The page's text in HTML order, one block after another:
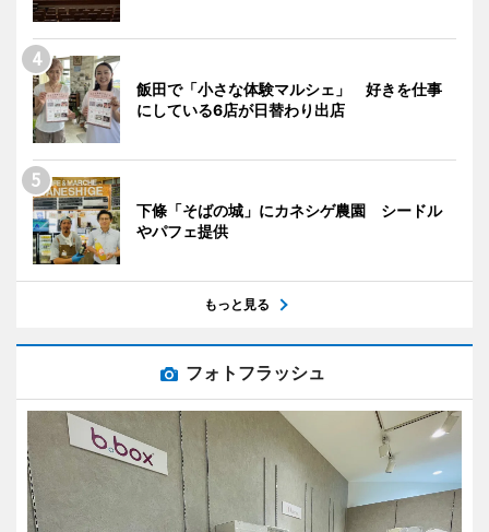
飯田で「小さな体験マルシェ」 好きを仕事
にしている6店が日替わり出店
下條「そばの城」にカネシゲ農園 シードル
やパフェ提供
もっと見る
フォトフラッシュ